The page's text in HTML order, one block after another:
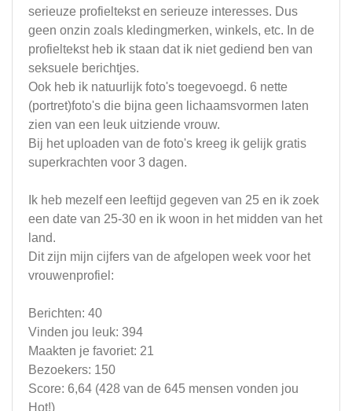
serieuze profieltekst en serieuze interesses. Dus
geen onzin zoals kledingmerken, winkels, etc. In de
profieltekst heb ik staan dat ik niet gediend ben van
seksuele berichtjes.
Ook heb ik natuurlijk foto's toegevoegd. 6 nette
(portret)foto's die bijna geen lichaamsvormen laten
zien van een leuk uitziende vrouw.
Bij het uploaden van de foto's kreeg ik gelijk gratis
superkrachten voor 3 dagen.
Ik heb mezelf een leeftijd gegeven van 25 en ik zoek
een date van 25-30 en ik woon in het midden van het
land.
Dit zijn mijn cijfers van de afgelopen week voor het
vrouwenprofiel:
Berichten: 40
Vinden jou leuk: 394
Maakten je favoriet: 21
Bezoekers: 150
Score: 6,64 (428 van de 645 mensen vonden jou
Hot!)